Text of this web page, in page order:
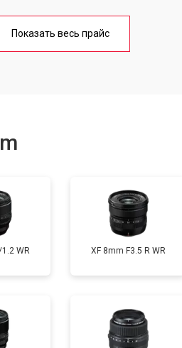
от 50 мин
Показать весь прайс
WR XF 8mm F3.5 R WR